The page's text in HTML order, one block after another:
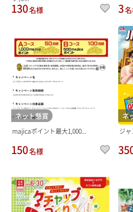
130名様 3
ネット懸賞
majicaポイント最大1,000...
150名様
ネ
ジ